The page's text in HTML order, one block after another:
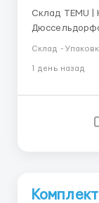
Склад TEMU |
Дюссельдорфом) Робота для чоловіків
Стабільний
росте разом
Склад -
1 день назад